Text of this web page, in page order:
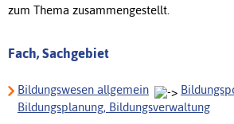
zum Thema zusammengestellt.
Fach, Sachgebiet
Bildungswesen allgemein
Bildungsplanung, Bildungsverwaltung